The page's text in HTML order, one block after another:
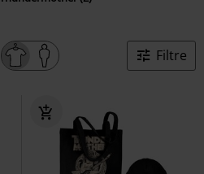
Filtre